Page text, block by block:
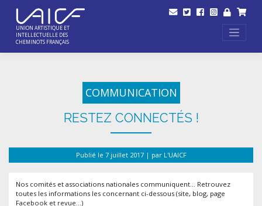
content
UNION ARTISTIQUE ET
INTELLECTUELLE DES
CHEMINOTS FRANÇAIS
COMMUNICATION
RESTEZ CONNECTÉS !
Publié le 7 juillet 2017| par L'UAICF
Nos comités et associations nationales communiquent… Retrouvez
toutes les informations les concernant ci-dessous (site, blog, page
Facebook et revue…)